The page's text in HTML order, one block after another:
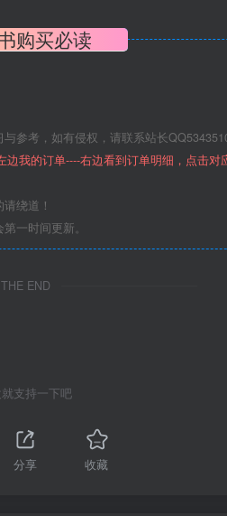
购买必读
参考，如有侵权，请联系站长
边我的订单----右边看到订单明细，点击
绕道！
一时间更新。
THE END
支持一下吧
分享 收藏